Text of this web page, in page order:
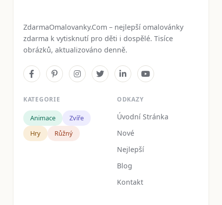
ZdarmaOmalovanky.Com – nejlepší omalovánky
zdarma k vytisknutí pro děti i dospělé. Tisíce
obrázků, aktualizováno denně.
KATEGORIE
Animace
Zvíře
Hry
Růžný
ODKAZY
Úvodní Stránka
Nové
Nejlepší
Blog
Kontakt